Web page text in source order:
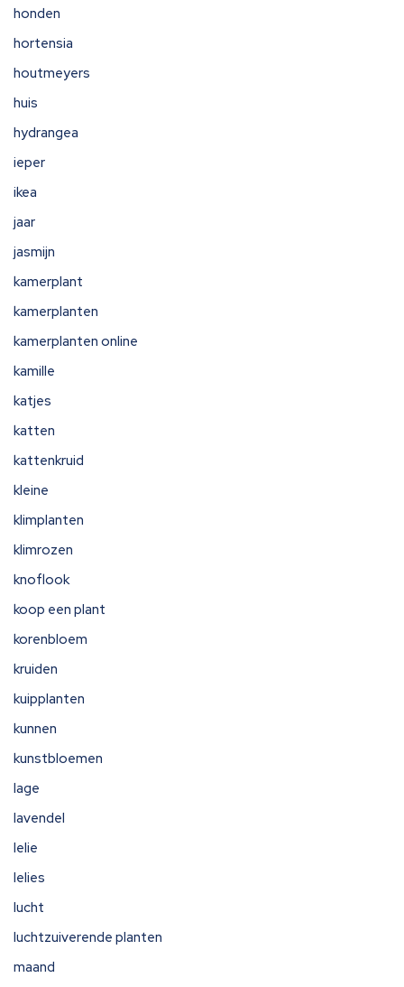
honden
hortensia
houtmeyers
huis
hydrangea
ieper
ikea
jaar
jasmijn
kamerplant
kamerplanten
kamerplanten online
kamille
katjes
katten
kattenkruid
kleine
klimplanten
klimrozen
knoflook
koop een plant
korenbloem
kruiden
kuipplanten
kunnen
kunstbloemen
lage
lavendel
lelie
lelies
lucht
luchtzuiverende planten
maand